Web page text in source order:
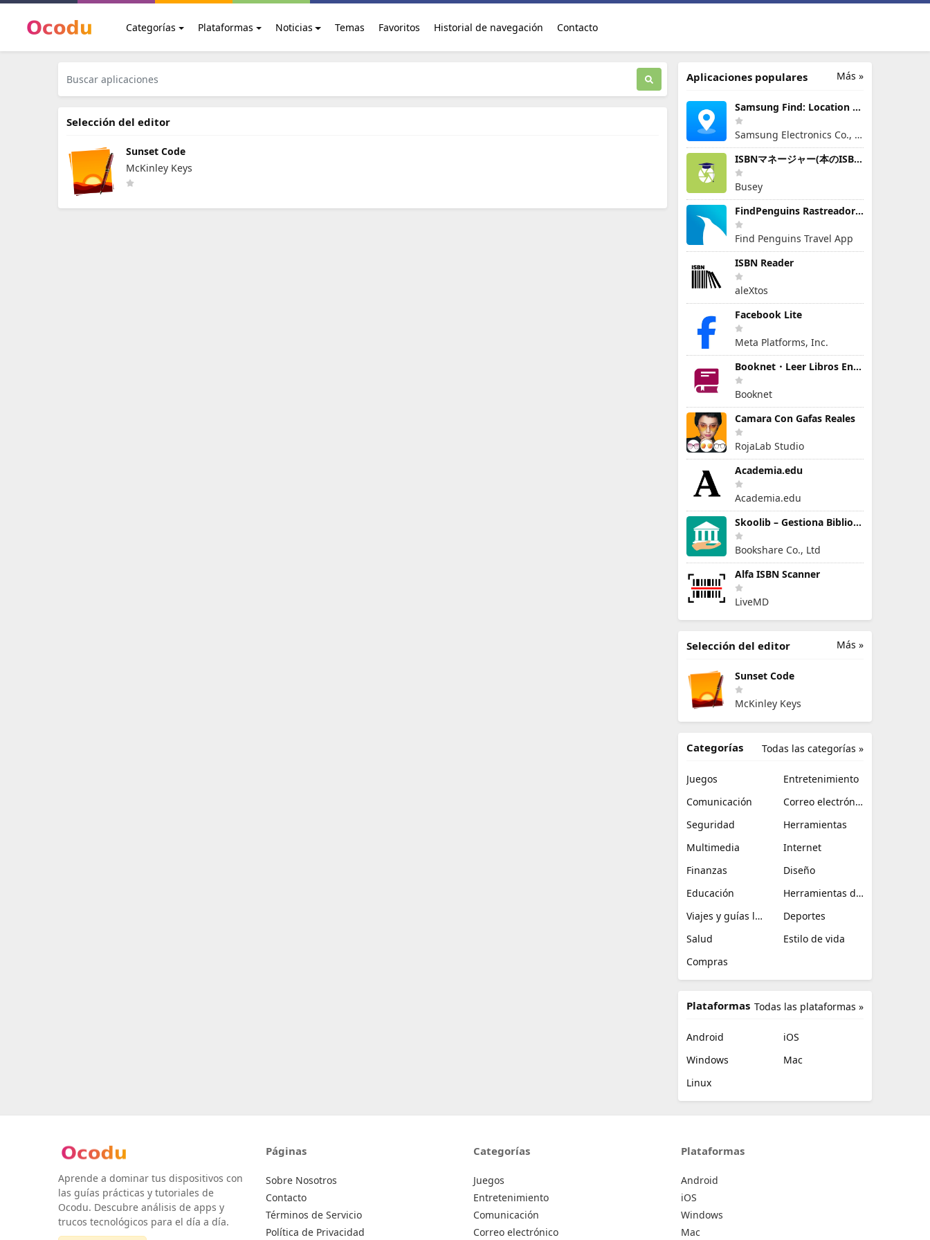
Categorías Plataformas Noticias Temas Favoritos Historial de navegación Contacto
Selección del editor
Sunset Code
McKinley Keys
Más »
Aplicaciones populares
Samsung Find: Location Sharing
Samsung Electronics Co., Ltd.
ISBNマネージャー(本のISBN読み取り・文字認識)
Busey
FindPenguins Rastreador Viajes
Find Penguins Travel App
ISBN Reader
aleXtos
Facebook Lite
Meta Platforms, Inc.
Booknet・Leer Libros En Español
Booknet
Camara Con Gafas Reales
RojaLab Studio
Academia.edu
Academia.edu
Skoolib – Gestiona Biblioteca
Bookshare Co., Ltd
Alfa ISBN Scanner
LiveMD
Más »
Selección del editor
Sunset Code
McKinley Keys
Todas las categorías »
Categorías
Juegos
Entretenimiento
Comunicación
Correo electrónico
Seguridad
Herramientas
Multimedia
Internet
Finanzas
Diseño
Educación
Herramientas de TI
Viajes y guías locales
Deportes
Salud
Estilo de vida
Compras
Todas las plataformas »
Plataformas
Android
iOS
Windows
Mac
Linux
Aprende a dominar tus dispositivos con
las guías prácticas y tutoriales de
Ocodu. Descubre análisis de apps y
trucos tecnológicos para el día a día.
Páginas
Sobre Nosotros
Contacto
Términos de Servicio
Política de Privacidad
Categorías
Juegos
Entretenimiento
Comunicación
Correo electrónico
Plataformas
Android
iOS
Windows
Mac